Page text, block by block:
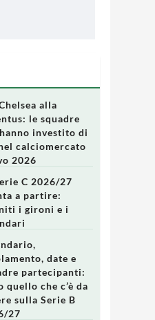
alla
le squadre
investito di
calciomercato
2026
C 2026/27
a partire:
i gironi e i
date e
partecipanti:
quello che c’è da
sulla Serie B
27